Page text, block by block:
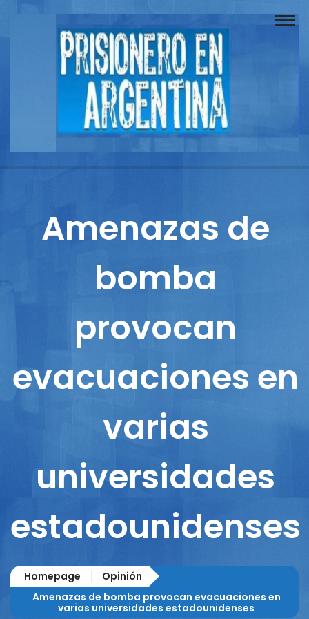
Documentos
Reportajes
Amenazas de
bomba
provocan
evacuaciones en
varias
universidades
estadounidenses
Homepage
Opinión
Amenazas de bomba provocan evacuaciones en
varias universidades estadounidenses